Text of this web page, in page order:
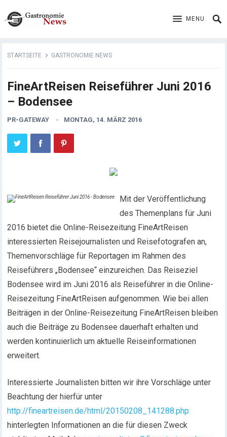
MENU
STARTSEITE GASTRONOMIE NEWS
FineArtReisen Reiseführer Juni 2016
– Bodensee
PR-GATEWAY MONTAG, 14. MÄRZ 2016
Mit der Veröffentlichung
des Themenplans für Juni
2016 bietet die Online-Reisezeitung FineArtReisen
interessierten Reisejournalisten und Reisefotografen an,
Themenvorschläge für Reportagen im Rahmen des
Reiseführers „Bodensee“ einzureichen. Das Reiseziel
Bodensee wird im Juni 2016 als Reiseführer in die Online-
Reisezeitung FineArtReisen aufgenommen. Wie bei allen
Beiträgen in der Online-Reisezeitung FineArtReisen bleiben
auch die Beiträge zu Bodensee dauerhaft erhalten und
werden kontinuierlich um aktuelle Reiseinformationen
erweitert.
Interessierte Journalisten bitten wir ihre Vorschläge unter
Beachtung der hierfür unter
http://fineartreisen.de/html/20150208_141288.php
hinterlegten Informationen an die für diesen Zweck